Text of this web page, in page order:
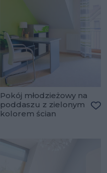
Pokój młodzieżowy na
poddaszu z zielonym
kolorem ścian